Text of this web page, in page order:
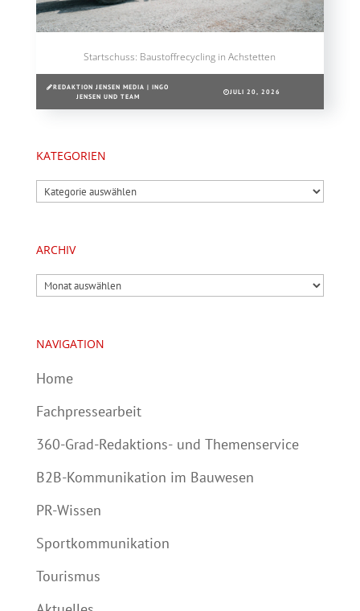
Startschuss: Baustoffrecycling in Achstetten
REDAKTION JENSEN MEDIA | INGO
JENSEN UND TEAM
JULI 20, 2026
KATEGORIEN
Kategorien
ARCHIV
Archiv
NAVIGATION
Home
Fachpressearbeit
360-Grad-Redaktions- und Themenservice
B2B-Kommunikation im Bauwesen
PR-Wissen
Sportkommunikation
Tourismus